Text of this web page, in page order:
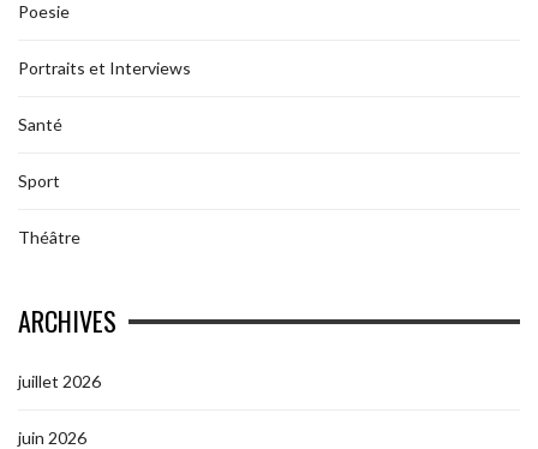
Poesie
Portraits et Interviews
Santé
Sport
Théâtre
ARCHIVES
juillet 2026
juin 2026